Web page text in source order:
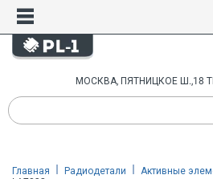
МОСКВА, ПЯТНИЦКОЕ Ш.,18
Главная Радиодетали Активные